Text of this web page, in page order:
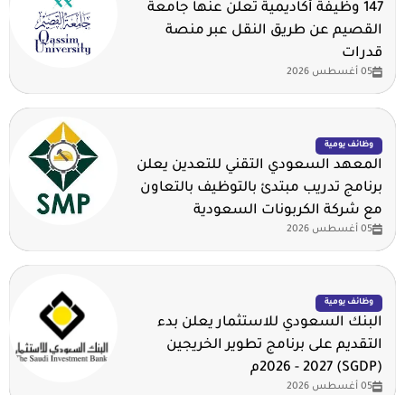
147 وظيفة أكاديمية تعلن عنها جامعة
القصيم عن طريق النقل عبر منصة
قدرات
05 أغسطس 2026
وظائف يومية
المعهد السعودي التقني للتعدين يعلن
برنامج تدريب مبتدئ بالتوظيف بالتعاون
مع شركة الكربونات السعودية
05 أغسطس 2026
وظائف يومية
البنك السعودي للاستثمار يعلن بدء
التقديم على برنامج تطوير الخريجين
(SGDP) 2026 - 2027م
05 أغسطس 2026